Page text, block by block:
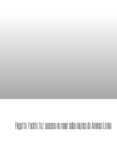
Regatta Yachts faz sucesso no maior salão náutico da América Latina